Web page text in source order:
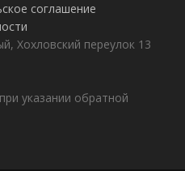
соглашение
Хохловский переулок 13
указании обратной